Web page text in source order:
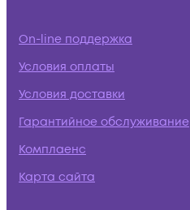
On-line поддержка
Условия оплаты
Условия доставки
Гарантийное обслуживание
Комплаенс
Карта сайта